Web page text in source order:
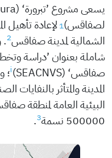
لصفاقس)1لإعادة تأهيل
الشمالية لمدينة صفاقس2
.
شاملة بعنوان ’دراسة
صفاقس‘ (SEACNVS)
i؛
المدينة والمتأثر بالنفايات
البيئية العامة لمنطقة
500000 نسمة
3
.